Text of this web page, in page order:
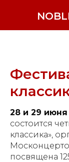
28 и 29 июня
состоится
классика»,
посвящена